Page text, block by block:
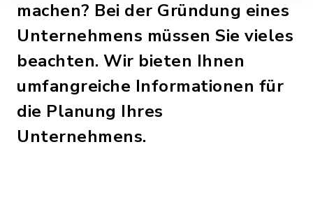
machen? Bei der Gründung eines
Unternehmens müssen Sie vieles
beachten. Wir bieten Ihnen
umfangreiche Informationen für
die Planung Ihres
Unternehmens.